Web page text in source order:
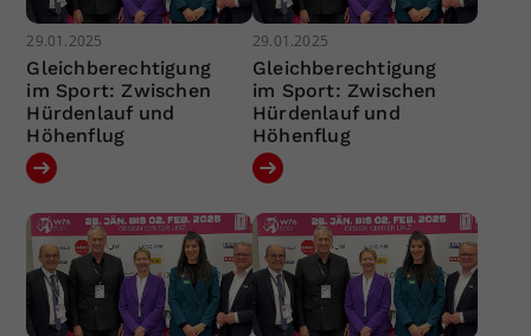
29.01.2025
Gleichberechtigung
im Sport: Zwischen
Hürdenlauf und
Höhenflug
29.01.2025
Gleichberechtigung
im Sport: Zwischen
Hürdenlauf und
Höhenflug